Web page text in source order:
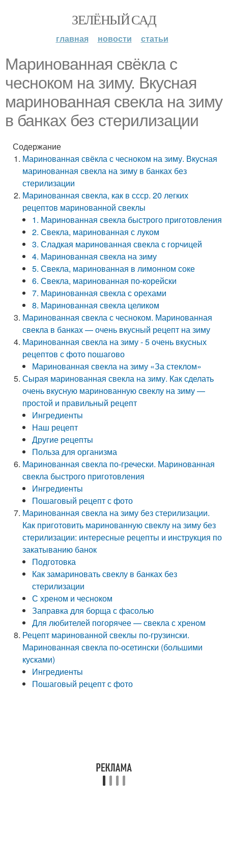
ЗЕЛЁНЫЙ САД
главная новости статьи
Маринованная свёкла с
чесноком на зиму. Вкусная
маринованная свекла на зиму
в банках без стерилизации
Содержание
Маринованная свёкла с чесноком на зиму. Вкусная
маринованная свекла на зиму в банках без
стерилизации
Маринованная свекла, как в ссср. 20 легких
рецептов маринованной свеклы
1. Маринованная свекла быстрого приготовления
2. Свекла, маринованная с луком
3. Сладкая маринованная свекла с горчицей
4. Маринованная свекла на зиму
5. Свекла, маринованная в лимонном соке
6. Свекла, маринованная по-корейски
7. Маринованная свекла с орехами
8. Маринованная свекла целиком
Маринованная свекла с чесноком. Маринованная
свекла в банках — очень вкусный рецепт на зиму
Маринованная свекла на зиму - 5 очень вкусных
рецептов с фото пошагово
Маринованная свекла на зиму «За стеклом»
Сырая маринованная свекла на зиму. Как сделать
очень вкусную маринованную свеклу на зиму —
простой и правильный рецепт
Ингредиенты
Наш рецепт
Другие рецепты
Польза для организма
Маринованная свекла по-гречески. Маринованная
свекла быстрого приготовления
Ингредиенты
Пошаговый рецепт с фото
Маринованная свекла на зиму без стерилизации.
Как приготовить маринованную свеклу на зиму без
стерилизации: интересные рецепты и инструкция по
закатыванию банок
Подготовка
Как замариновать свеклу в банках без
стерилизации
С хреном и чесноком
Заправка для борща с фасолью
Для любителей погорячее — свекла с хреном
Рецепт маринованной свеклы по-грузински.
Маринованная свекла по-осетински (большими
кусками)
Ингредиенты
Пошаговый рецепт с фото